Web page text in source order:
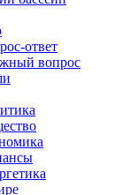
ответ
вопрос